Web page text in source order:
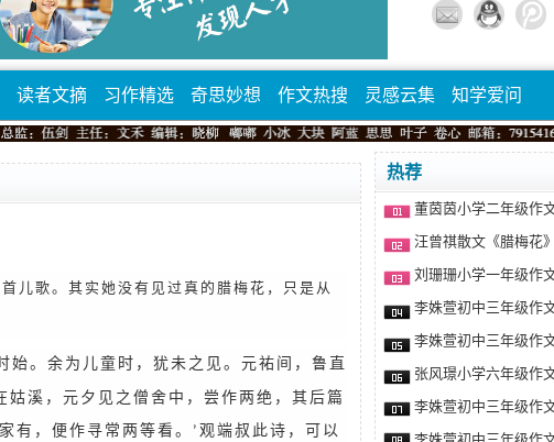
读者文摘 习作精选 奇思妙想 作文热搜 灵感云集 知学爱问
儿歌。其实她没有见过真的腊梅花，只是从
始。余为儿童时，犹未之见。元祐间，鲁直
溪，元夕见之僧舍中，尝作两绝，其后篇
有，便作寻常两等看。 ’ 观端叔此诗，可以
热荐
董茵茵小学二年级作
汪曾祺散文《腊梅花》
刘珊珊小学一年级作
李姝萱初中三年级作
李姝萱初中三年级作
张风璟小学六年级作
李姝萱初中三年级作